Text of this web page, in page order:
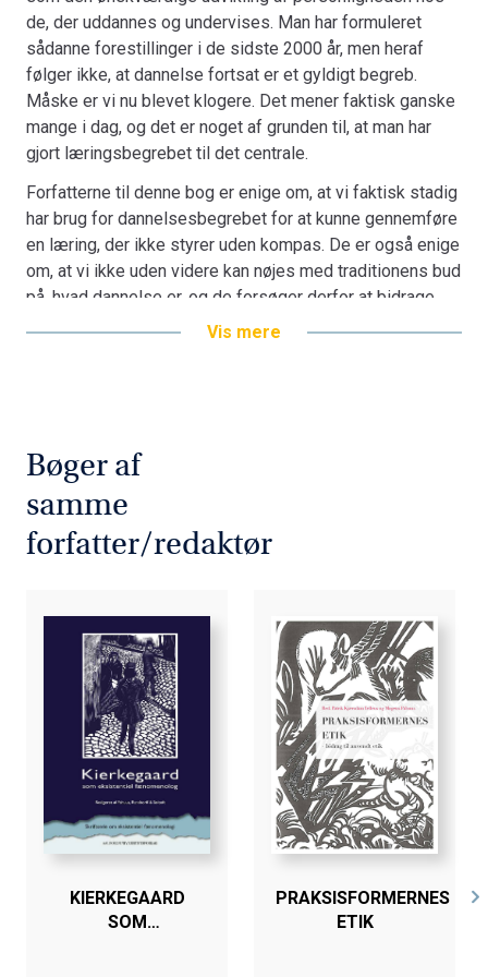
de, der uddannes og undervises. Man har formuleret
sådanne forestillinger i de sidste 2000 år, men heraf
følger ikke, at dannelse fortsat er et gyldigt begreb.
Måske er vi nu blevet klogere. Det mener faktisk ganske
mange i dag, og det er noget af grunden til, at man har
gjort læringsbegrebet til det centrale.
Forfatterne til denne bog er enige om, at vi faktisk stadig
har brug for dannelsesbegrebet for at kunne gennemføre
en læring, der ikke styrer uden kompas. De er også enige
om, at vi ikke uden videre kan nøjes med traditionens bud
på, hvad dannelse er, og de forsøger derfor at bidrage
med nye belysninger af, hvad dannelse vil sige i vor tid.
Vis mere
Bøger af
samme
forfatter/redaktør
KIERKEGAARD
SOM
PRAKSISFORMERNES
ETIK